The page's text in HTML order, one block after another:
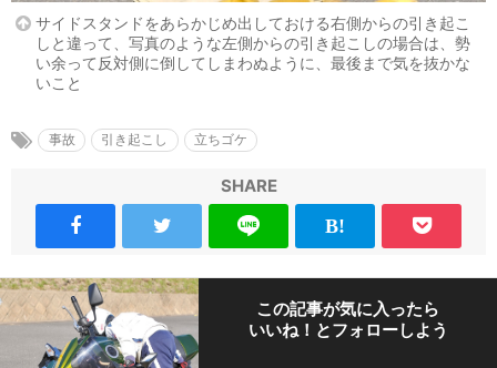
サイドスタンドをあらかじめ出しておける右側からの引き起こ
しと違って、写真のような左側からの引き起こしの場合は、勢
い余って反対側に倒してしまわぬように、最後まで気を抜かな
いこと
事故 引き起こし 立ちゴケ
SHARE
この記事が気に入ったら
いいね！とフォローしよう